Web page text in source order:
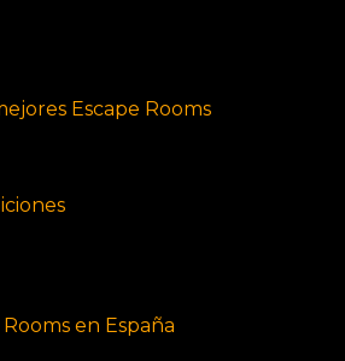
Escape Rooms
en España